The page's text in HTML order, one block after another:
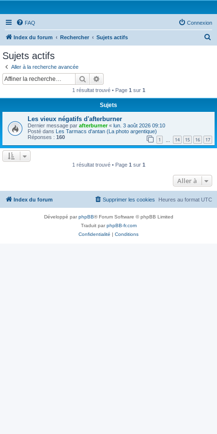
FAQ Connexion
Index du forum Rechercher Sujets actifs
Sujets actifs
Aller à la recherche avancée
Rechercher
1 résultat trouvé • Page 1 sur 1
Sujets
Les vieux négatifs d'afterburner
Dernier message par afterburner« lun. 3 août 2026 09:10
Posté dans Les Tarmacs d'antan (La photo argentique)
Réponses : 160 1 14 15 16 17
1 résultat trouvé • Page 1 sur 1
Aller à
Index du forum Heures au format UTC
Supprimer les cookies
Développé parphpBB® Forum Software © phpBB Limited
Traduit parphpBB-fr.com
Confidentialité | Conditions